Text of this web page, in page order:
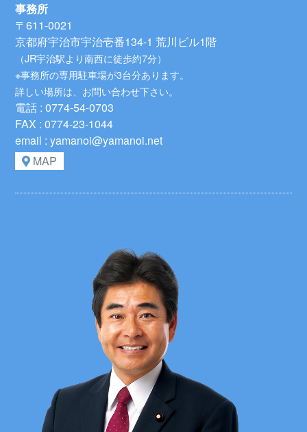
事務所
〒611-0021
京都府宇治市宇治壱番134-1 荒川ビル1階
（JR宇治駅より南西に徒歩約7分）
※事務所の専用駐車場が3台分あります。
詳しい場所は、お問い合わせ下さい。
電話 : 0774-54-0703
FAX : 0774-23-1044
email : yamanoi@yamanoi.net
MAP